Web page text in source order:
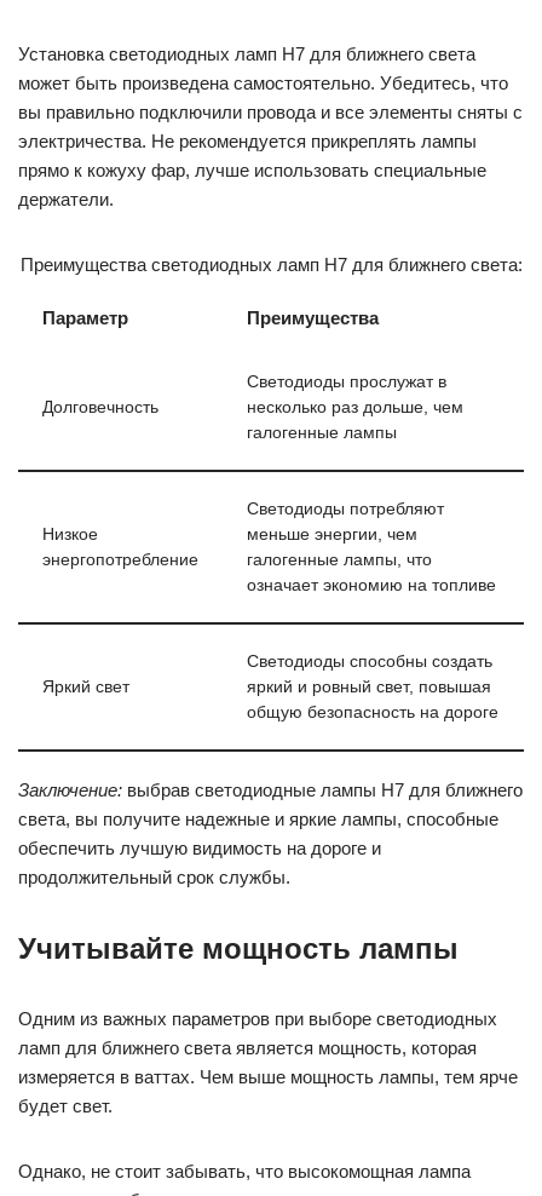
Установка светодиодных ламп H7 для ближнего света
может быть произведена самостоятельно. Убедитесь, что
вы правильно подключили провода и все элементы сняты с
электричества. Не рекомендуется прикреплять лампы
прямо к кожуху фар, лучше использовать специальные
держатели.
Преимущества светодиодных ламп H7 для ближнего света:
Параметр Преимущества
Долговечность
Светодиоды прослужат в
несколько раз дольше, чем
галогенные лампы
Низкое
энергопотребление
Светодиоды потребляют
меньше энергии, чем
галогенные лампы, что
означает экономию на топливе
Яркий свет
Светодиоды способны создать
яркий и ровный свет, повышая
общую безопасность на дороге
Заключение: выбрав светодиодные лампы H7 для ближнего
света, вы получите надежные и яркие лампы, способные
обеспечить лучшую видимость на дороге и
продолжительный срок службы.
Учитывайте мощность лампы
Одним из важных параметров при выборе светодиодных
ламп для ближнего света является мощность, которая
измеряется в ваттах. Чем выше мощность лампы, тем ярче
будет свет.
Однако, не стоит забывать, что высокомощная лампа